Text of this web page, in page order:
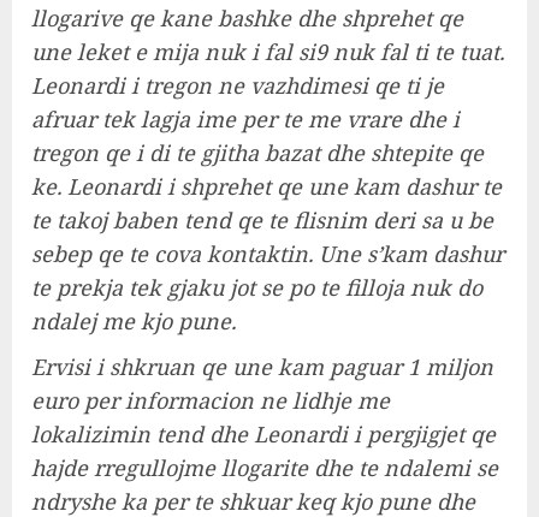
llogarive qe kane bashke dhe shprehet qe
une leket e mija nuk i fal si9 nuk fal ti te tuat.
Leonardi i tregon ne vazhdimesi qe ti je
afruar tek lagja ime per te me vrare dhe i
tregon qe i di te gjitha bazat dhe shtepite qe
ke. Leonardi i shprehet qe une kam dashur te
te takoj baben tend qe te flisnim deri sa u be
sebep qe te cova kontaktin. Une s’kam dashur
te prekja tek gjaku jot se po te filloja nuk do
ndalej me kjo pune.
Ervisi i shkruan qe une kam paguar 1 miljon
euro per informacion ne lidhje me
lokalizimin tend dhe Leonardi i pergjigjet qe
hajde rregullojme llogarite dhe te ndalemi se
ndryshe ka per te shkuar keq kjo pune dhe